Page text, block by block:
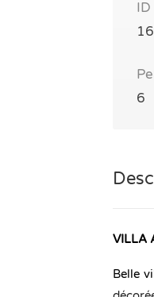
ID
6
VILLA
Belle